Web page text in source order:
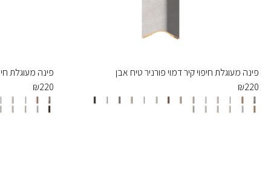
פינה מעוגלת חיפוי קיר דמוי פורניר טיח אבן
₪220
פינה מעוגלת
₪220